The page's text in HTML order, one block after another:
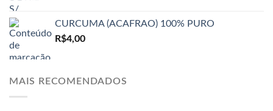
CURCUMA (ACAFRAO) 100% PURO
R$4,00
MAIS RECOMENDADOS